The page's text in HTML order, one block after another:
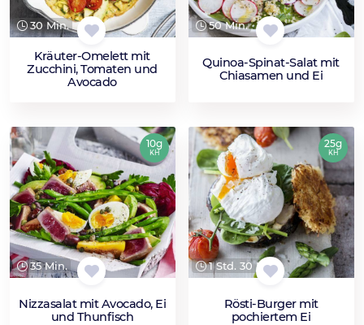
30 Min.
Kräuter-Omelett mit
Zucchini, Tomaten und
Avocado
50 Min.
Quinoa-Spinat-Salat mit
Chiasamen und Ei
35 Min.
Nizzasalat mit Avocado, Ei
und Thunfisch
10g
KH
1 Std. 30 Min.
Rösti-Burger mit
pochiertem Ei
25g
KH